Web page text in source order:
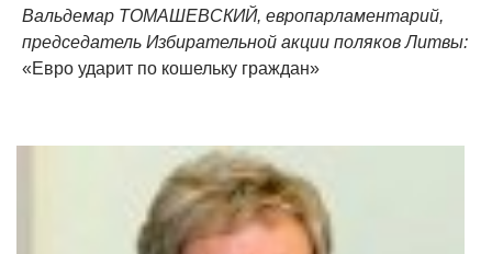
Вальдемар ТОМАШЕВСКИЙ, европарламентарий,
председатель Избирательной акции поляков Литвы:
«Евро ударит по кошельку граждан»